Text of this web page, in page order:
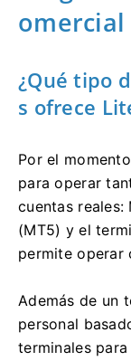
omercial
¿Qué tipo
s ofrece
Por el
para operar
cuentas reales:
(MT5) y el
permite operar
Además de un
personal
terminales